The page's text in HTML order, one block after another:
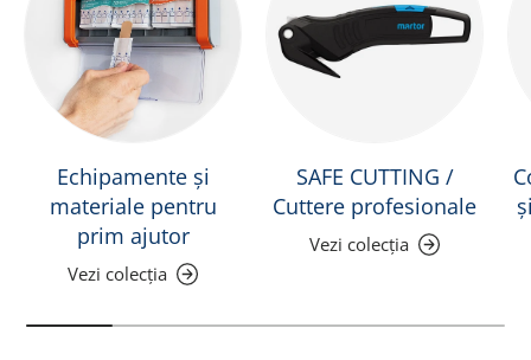
Echipamente și
materiale pentru
prim ajutor
Vezi colecția
SAFE CUTTING /
Cuttere profesionale
Vezi colecția